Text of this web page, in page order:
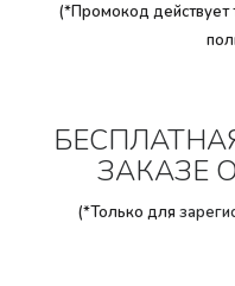
(*Промокод действует
ЗАКАЗЕ
(*Только для